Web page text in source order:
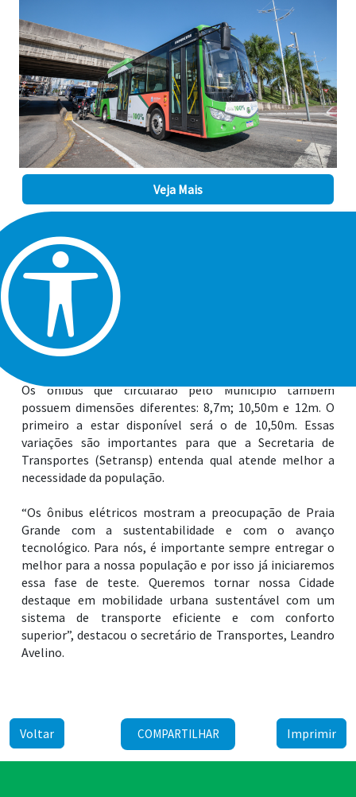
Veja Mais
Fotos Fred Casagrande/Prefeitura de Praia Grande
Praia Grande avança em inovação, tecnologia e
sustentabilidade. Nas próximas semanas, a Cidade passa a
realizar testes com ônibus 100% elétricos nas linhas
municipais. O teste terá o período de 90 dias e contará
com três veículos que circularão por todas as linhas, um a
cada 30 dias.
Os ônibus que circularão pelo Município também
possuem dimensões diferentes: 8,7m; 10,50m e 12m. O
primeiro a estar disponível será o de 10,50m. Essas
variações são importantes para que a Secretaria de
Transportes (Setransp) entenda qual atende melhor a
necessidade da população.
“Os ônibus elétricos mostram a preocupação de Praia
Grande com a sustentabilidade e com o avanço
tecnológico. Para nós, é importante sempre entregar o
melhor para a nossa população e por isso já iniciaremos
essa fase de teste. Queremos tornar nossa Cidade
destaque em mobilidade urbana sustentável com um
sistema de transporte eficiente e com conforto
superior”, destacou o secretário de Transportes, Leandro
Avelino.
Voltar COMPARTILHAR Imprimir